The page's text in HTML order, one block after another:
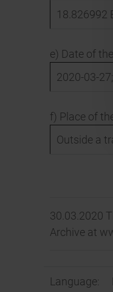
18.826992
e) Date of
2020-03-27;
f) Place of
Outside a
30.03.2020
Archive at
Language: